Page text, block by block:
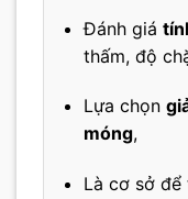
Đánh giá
thấm, độ
Lựa chọn
móng,
Là cơ sở